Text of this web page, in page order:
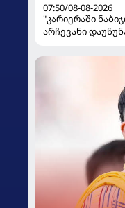
07:50/08-08-2026
"კარიერაში
არჩევანი